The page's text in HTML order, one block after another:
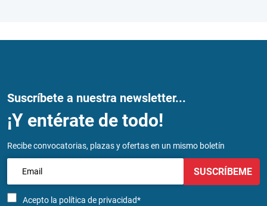
Suscríbete a nuestra newsletter...
¡Y entérate de todo!
Recibe convocatorias, plazas y ofertas en un mismo boletín
Acepto la política de privacidad*
SUSCRÍBEME